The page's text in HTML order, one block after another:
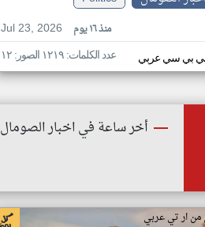
Jul 23, 2026
منذ ١٦ يوم
بي سي عربي عدد الكلمات: ١٢١٩ الصور: ١٢
أخر ساعة في اخبار الصومال
من ار تي عربي